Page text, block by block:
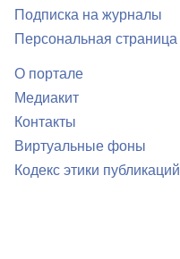
Подписка на журналы
Персональная страница
О портале
Медиакит
Контакты
Виртуальные фоны
Кодекс этики публикаций